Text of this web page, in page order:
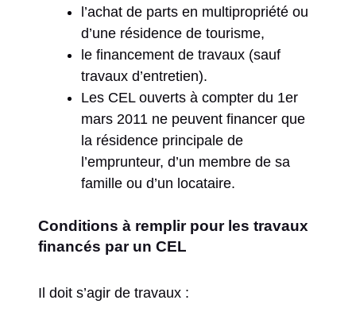
l’achat de parts en multipropriété ou
d’une résidence de tourisme,
le financement de travaux (sauf
travaux d’entretien).
Les CEL ouverts à compter du 1er
mars 2011 ne peuvent financer que
la résidence principale de
l’emprunteur, d’un membre de sa
famille ou d’un locataire.
Conditions à remplir pour les travaux
financés par un CEL
Il doit s’agir de travaux :